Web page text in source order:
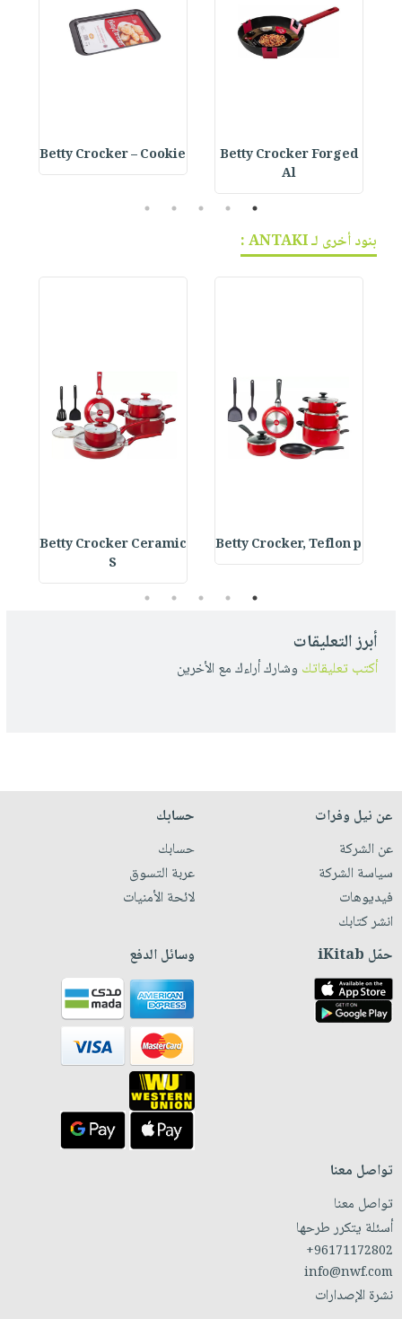
Betty Crocker Forged
Al
Betty Crocker – Cookie
1
2
3
4
5
بنود أخرى لـ ANTAKI :
Betty Crocker, Teflon p
Betty Crocker Ceramic
S
1
2
3
4
5
أبرز التعليقات
أكتب تعليقاتك وشارك أراءك مع الأخرين
عن نيل وفرات
عن الشركة
سياسة الشركة
فيديوهات
انشر كتابك
حسابك
حسابك
عربة التسوق
لائحة الأمنيات
حمّل iKitab وسائل الدفع
تواصل معنا
تواصل معنا
أسئلة يتكرر طرحها
+96171172802
info@nwf.com
نشرة الإصدارات